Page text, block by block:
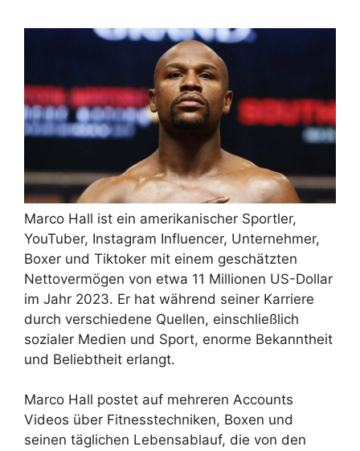
Marco Hall ist ein amerikanischer Sportler,
YouTuber, Instagram Influencer, Unternehmer,
Boxer und Tiktoker mit einem geschätzten
Nettovermögen von etwa 11 Millionen US-Dollar
im Jahr 2023. Er hat während seiner Karriere
durch verschiedene Quellen, einschließlich
sozialer Medien und Sport, enorme Bekanntheit
und Beliebtheit erlangt.
Marco Hall postet auf mehreren Accounts
Videos über Fitnesstechniken, Boxen und
seinen täglichen Lebensablauf, die von den